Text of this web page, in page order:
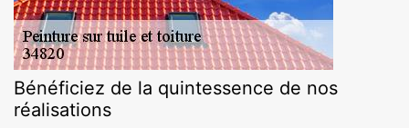
Bénéficiez de la quintessence de nos
réalisations